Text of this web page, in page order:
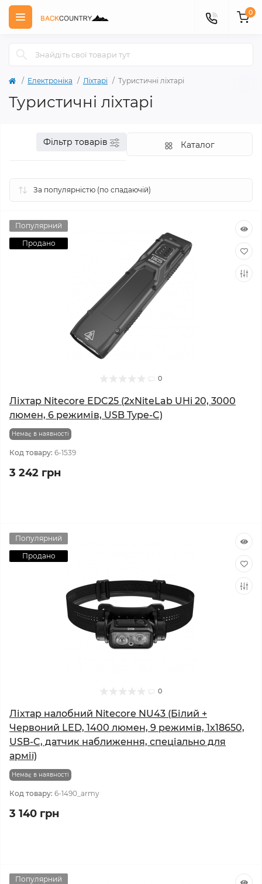
0
Електроніка Ліхтарі Туристичні ліхтарі
Туристичні ліхтарі
Фільтр товарів Каталог
Популярний
Продано
0
Ліхтар Nitecore EDC25 (2xNiteLab UHi 20, 3000
люмен, 6 режимів, USB Type-C)
Немає в наявності
Код товару: 6-1539
3 242 грн
Популярний
Продано
0
Ліхтар налобний Nitecore NU43 (Білий +
Червоний LED, 1400 люмен, 9 режимів, 1x18650,
USB-C, датчик наближення, спеціально для
армії)
Немає в наявності
Код товару: 6-1490_army
3 140 грн
Популярний